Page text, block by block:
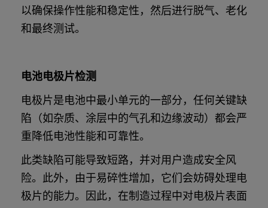
以确保操作性能和稳定性，然后进行脱气、老化
和最终测试。
电池电极片检测
电极片是电池中最小单元的一部分，任何关键缺
陷（如杂质、涂层中的气孔和边缘波动）都会严
重降低电池性能和可靠性。
此类缺陷可能导致短路，并对用户造成安全风
险。此外，由于易碎性增加，它们会妨碍处理电
极片的能力。因此，在制造过程中对电极片表面